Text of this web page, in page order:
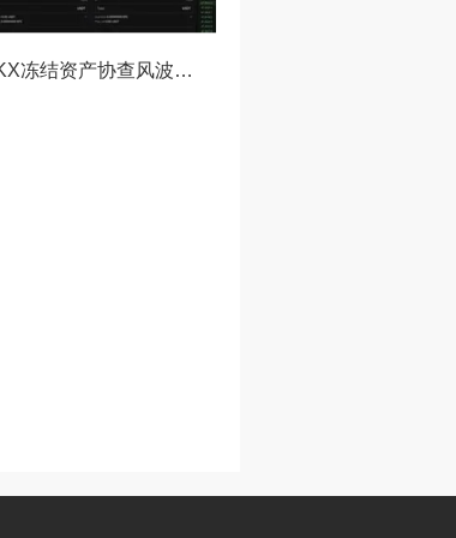
OKX冻结资产协查风波，合规与用户权益的平衡之道